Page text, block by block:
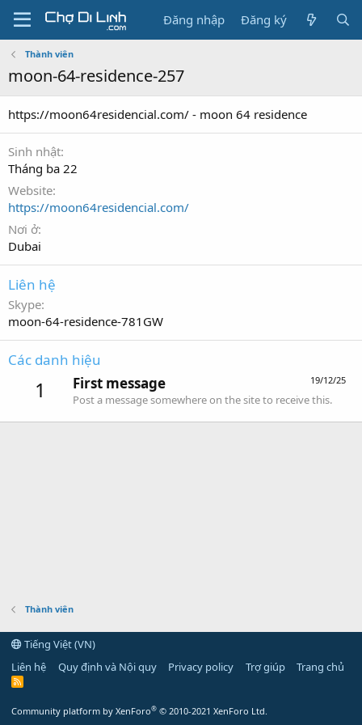
Đăng nhập Đăng ký
Thành viên
moon-64-residence-257
https://moon64residencial.com/ - moon 64 residence
Sinh nhật
Tháng ba 22
Website
https://moon64residencial.com/
Nơi ở
Dubai
Liên hệ
Skype
moon-64-residence-781GW
Các danh hiệu
1 19/12/25
First message
Post a message somewhere on the site to receive this.
Thành viên
Tiếng Việt (VN)
Liên hệ
Quy định và Nội quy Privacy policy Trợ giúp Trang chủ
R
Community platform by XenForo® © 2010-2021 XenForo Ltd.